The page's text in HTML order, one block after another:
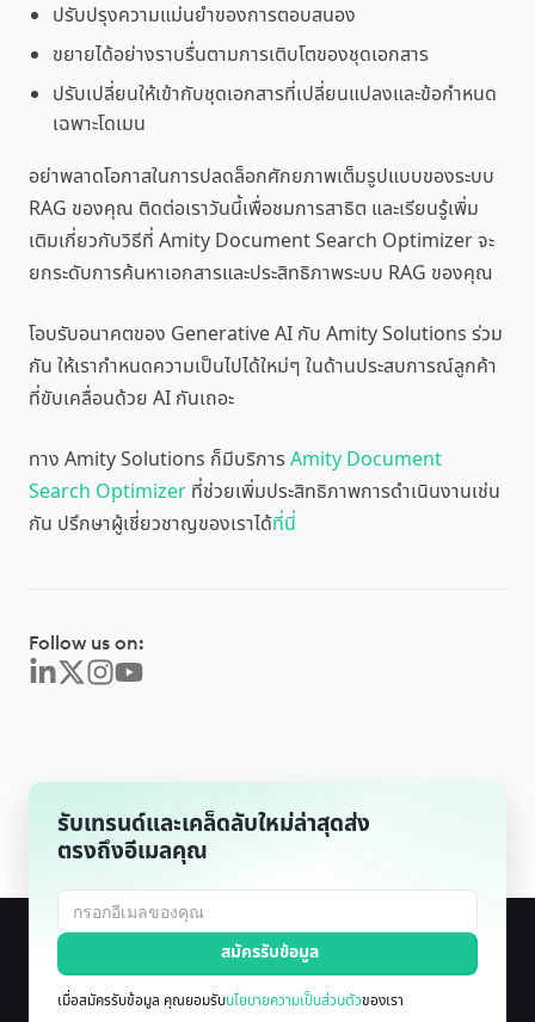
ปรับปรุงความแม่นยำของการตอบสนอง
ขยายได้อย่างราบรื่นตามการเติบโตของชุดเอกสาร
ปรับเปลี่ยนให้เข้ากับชุดเอกสารที่เปลี่ยนแปลงและข้อกำหนด
เฉพาะโดเมน
อย่าพลาดโอกาสในการปลดล็อกศักยภาพเต็มรูปแบบของระบบ
RAG ของคุณ ติดต่อเราวันนี้เพื่อชมการสาธิต และเรียนรู้เพิ่ม
เติมเกี่ยวกับวิธีที่ Amity Document Search Optimizer จะ
ยกระดับการค้นหาเอกสารและประสิทธิภาพระบบ RAG ของคุณ
โอบรับอนาคตของ Generative AI กับ Amity Solutions ร่วม
กัน ให้เรากำหนดความเป็นไปได้ใหม่ๆ ในด้านประสบการณ์ลูกค้า
ที่ขับเคลื่อนด้วย AI กันเถอะ
ทาง Amity Solutions ก็มีบริการAmity Document
Search Optimizer ที่ช่วยเพิ่มประสิทธิภาพการดำเนินงานเช่น
กัน ปรึกษาผู้เชี่ยวชาญของเราได้ที่นี่
Follow us on:
รับเทรนด์และเคล็ดลับใหม่ล่าสุดส่ง
ตรงถึงอีเมลคุณ
เมื่อสมัครรับข้อมูล คุณยอมรับนโยบายความเป็นส่วนตัวของเรา